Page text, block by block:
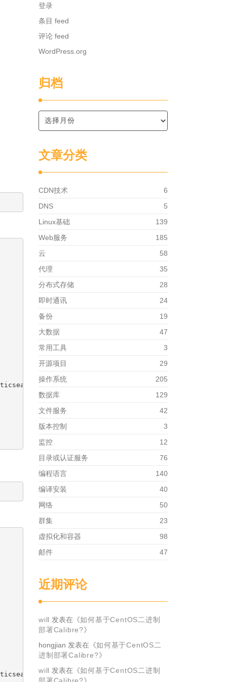
"http://azelasticsearch04:9200",
"http://azelasticsearch04:9200",
登录
条目 feed
评论 feed
WordPress.org
归档
文章分类
CDN技术
6
DNS
5
Linux基础
139
Web服务
185
云
58
代理
35
分布式存储
28
即时通讯
24
备份
19
大数据
47
常用工具
3
开源项目
29
操作系统
205
数据库
129
文件服务
42
版本控制
3
监控
12
目录或认证服务
76
编程语言
140
编译安装
40
网络
50
群集
23
虚拟化和容器
98
邮件
47
近期评论
will 发表在《如何基于CentOS二进制
部署Calibre?》
hongjian 发表在《如何基于CentOS二
进制部署Calibre?》
will 发表在《如何基于CentOS二进制